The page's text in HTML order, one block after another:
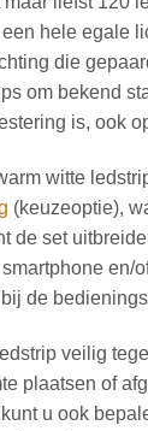
een hele egale
die
om bekend
is, ook
witte
(keuzeoptie),
de set
en/
de
veilig
plaatsen of
u ook